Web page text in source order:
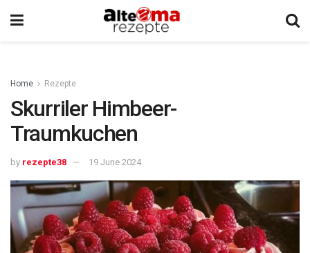
Home Rezepte
Skurriler Himbeer-
Traumkuchen
by rezepte38 19 June 2024